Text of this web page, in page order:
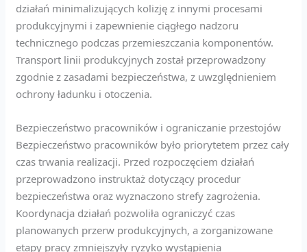
działań minimalizujących kolizję z innymi procesami
produkcyjnymi i zapewnienie ciągłego nadzoru
technicznego podczas przemieszczania komponentów.
Transport linii produkcyjnych został przeprowadzony
zgodnie z zasadami bezpieczeństwa, z uwzględnieniem
ochrony ładunku i otoczenia.
Bezpieczeństwo pracowników i ograniczanie przestojów
Bezpieczeństwo pracowników było priorytetem przez cały
czas trwania realizacji. Przed rozpoczęciem działań
przeprowadzono instruktaż dotyczący procedur
bezpieczeństwa oraz wyznaczono strefy zagrożenia.
Koordynacja działań pozwoliła ograniczyć czas
planowanych przerw produkcyjnych, a zorganizowane
etapy pracy zmniejszyły ryzyko wystąpienia